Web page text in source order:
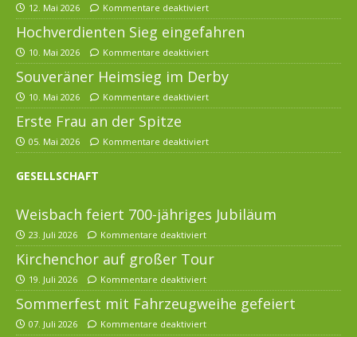
12. Mai 2026 Kommentare deaktiviert
Hochverdienten Sieg eingefahren
10. Mai 2026 Kommentare deaktiviert
Souveräner Heimsieg im Derby
10. Mai 2026 Kommentare deaktiviert
Erste Frau an der Spitze
05. Mai 2026 Kommentare deaktiviert
GESELLSCHAFT
Weisbach feiert 700-jähriges Jubiläum
23. Juli 2026 Kommentare deaktiviert
Kirchenchor auf großer Tour
19. Juli 2026 Kommentare deaktiviert
Sommerfest mit Fahrzeugweihe gefeiert
07. Juli 2026 Kommentare deaktiviert